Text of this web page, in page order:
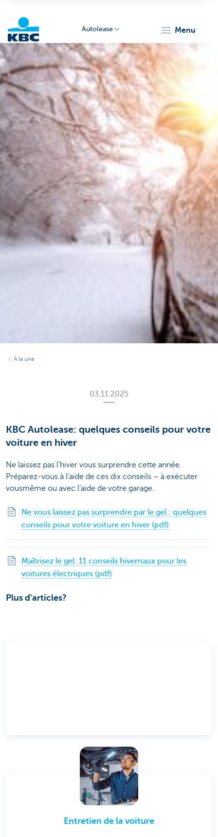
Autolease menu
A la une
03.11.2025
KBC Autolease: quelques conseils pour votre
voiture en hiver
Ne laissez pas l’hiver vous surprendre cette année.
Préparez-vous à l’aide de ces dix conseils – à exécuter
vousmême ou avec l’aide de votre garage.
Ne vous laissez pas surprendre par le gel : quelques
conseils pour votre voiture en hiver (pdf)
Maîtrisez le gel: 11 conseils hivernaux pour les
voitures électriques (pdf)
Plus d'articles?
Entretien de la voiture